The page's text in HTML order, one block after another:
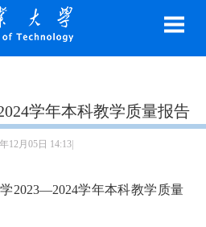
学年本科教学质量报告
12月05日 14:13|
2023—2024学年本科教学质量